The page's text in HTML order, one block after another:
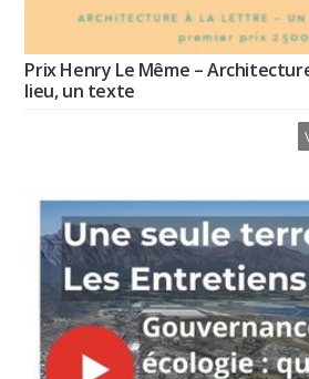
Prix Henry Le Même –
lieu, un texte